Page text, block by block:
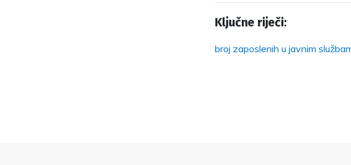
Ključne riječi:
broj zaposlenih u javnim